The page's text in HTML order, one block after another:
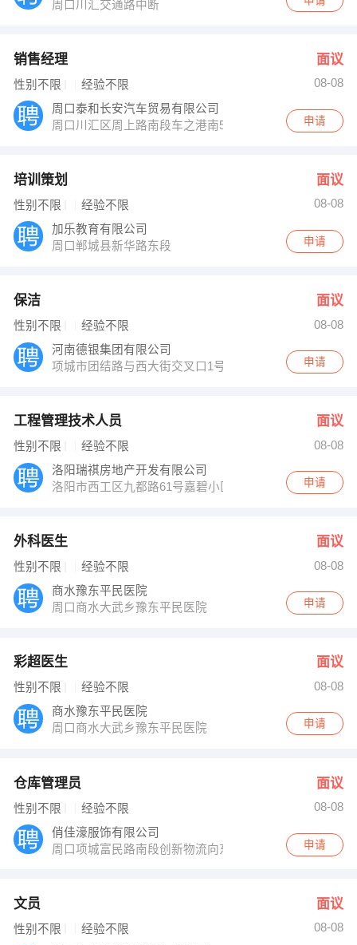
周口川汇交通路中断
销售经理 面议
性别不限 经验不限
08-08
周口泰和长安汽车贸易有限公司
周口川汇区周上路南段车之港南50米
申请
培训策划 面议
性别不限 经验不限
08-08
加乐教育有限公司
周口郸城县新华路东段
申请
保洁 面议
性别不限 经验不限
08-08
河南德银集团有限公司
项城市团结路与西大街交叉口1号
申请
工程管理技术人员 面议
性别不限 经验不限
08-08
洛阳瑞祺房地产开发有限公司
洛阳市西工区九都路61号嘉碧小区
申请
外科医生 面议
性别不限 经验不限
08-08
商水豫东平民医院
周口商水大武乡豫东平民医院
申请
彩超医生 面议
性别不限 经验不限
08-08
商水豫东平民医院
周口商水大武乡豫东平民医院
申请
仓库管理员 面议
性别不限 经验不限
08-08
俏佳濠服饰有限公司
周口项城富民路南段创新物流向东100米
申请
文员 面议
性别不限 经验不限
08-08